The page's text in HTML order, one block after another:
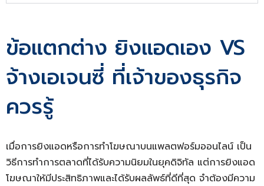
ข้อแตกต่าง ยิงแอดเอง VS
จ้างเอเจนซี่ ที่เจ้าของธุรกิจ
ควรรู้
เมื่อการยิงแอดหรือการทำโฆษณาบนแพลตฟอร์มออนไลน์ เป็น
วิธีการทำการตลาดที่ได้รับความนิยมในยุคดิจิทัล แต่การยิงแอด
โฆษณาให้มีประสิทธิภาพและได้รับผลลัพธ์ที่ดีที่สุด จำต้องมีความ